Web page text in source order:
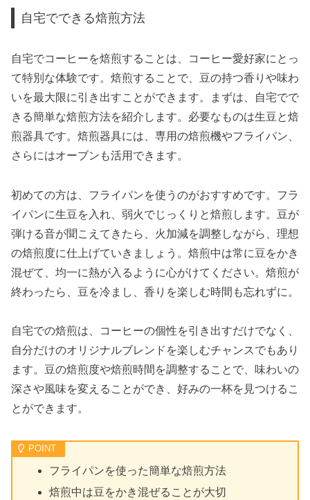
自宅でできる焙煎方法
自宅でコーヒーを焙煎することは、コーヒー愛好家にとっ
て特別な体験です。焙煎することで、豆の持つ香りや味わ
いを最大限に引き出すことができます。まずは、自宅でで
きる簡単な焙煎方法を紹介します。必要なものは生豆と焙
煎器具です。焙煎器具には、専用の焙煎機やフライパン、
さらにはオーブンも活用できます。
初めての方は、フライパンを使うのがおすすめです。フラ
イパンに生豆を入れ、弱火でじっくりと焙煎します。豆が
弾ける音が聞こえてきたら、火加減を調整しながら、理想
の焙煎度に仕上げていきましょう。焙煎中は常に豆をかき
混ぜて、均一に熱が入るように心がけてください。焙煎が
終わったら、豆を冷まし、香りを楽しむ時間も忘れずに。
自宅での焙煎は、コーヒーの個性を引き出すだけでなく、
自分だけのオリジナルブレンドを楽しむチャンスでもあり
ます。豆の焙煎度や焙煎時間を調整することで、味わいの
深さや風味を変えることができ、好みの一杯を見つけるこ
とができます。
フライパンを使った簡単な焙煎方法
焙煎中は豆をかき混ぜることが大切